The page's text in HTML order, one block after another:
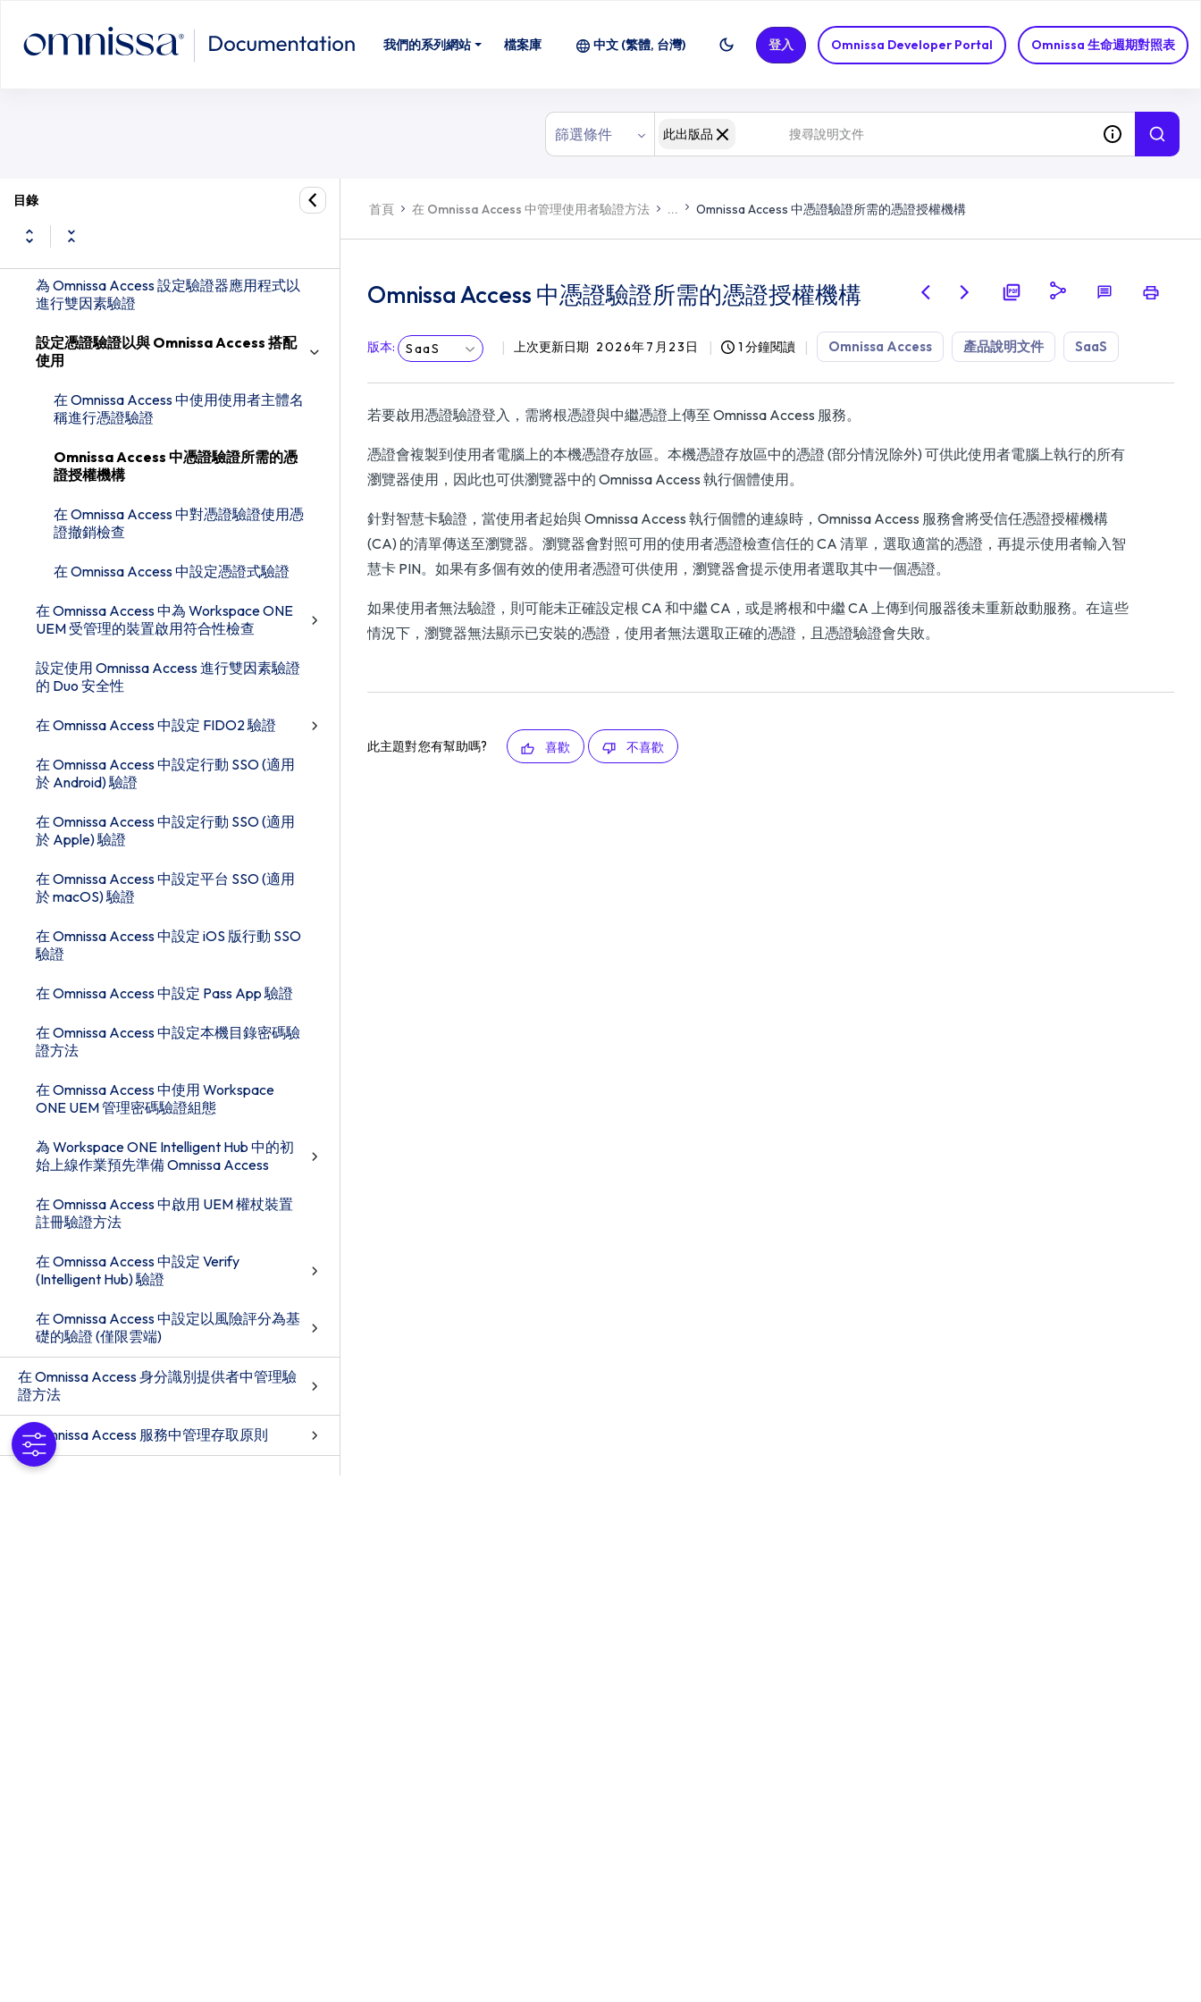
我們的系列網站 檔案庫 Omnissa Developer Portal Omnissa 生命週期對照表
中文 (繁體, 台灣) 登入
篩選條件 此出版品
目錄
設定與 Omnissa Access 內建身分識別提供
者相關聯的驗證方法
為 Omnissa Access 設定驗證器應用程式以
進行雙因素驗證
設定憑證驗證以與 Omnissa Access 搭配
使用
在 Omnissa Access 中使用使用者主體名
稱進行憑證驗證
Omnissa Access 中憑證驗證所需的憑
證授權機構
在 Omnissa Access 中對憑證驗證使用憑
證撤銷檢查
在 Omnissa Access 中設定憑證式驗證
在 Omnissa Access 中為 Workspace ONE
UEM 受管理的裝置啟用符合性檢查
設定使用 Omnissa Access 進行雙因素驗證
的 Duo 安全性
在 Omnissa Access 中設定 FIDO2 驗證
在 Omnissa Access 中設定行動 SSO (適用
於 Android) 驗證
在 Omnissa Access 中設定行動 SSO (適用
於 Apple) 驗證
在 Omnissa Access 中設定平台 SSO (適用
於 macOS) 驗證
在 Omnissa Access 中設定 iOS 版行動 SSO
驗證
在 Omnissa Access 中設定 Pass App 驗證
在 Omnissa Access 中設定本機目錄密碼驗
證方法
在 Omnissa Access 中使用 Workspace
ONE UEM 管理密碼驗證組態
為 Workspace ONE Intelligent Hub 中的初
始上線作業預先準備 Omnissa Access
在 Omnissa Access 中啟用 UEM 權杖裝置
註冊驗證方法
在 Omnissa Access 中設定 Verify
(Intelligent Hub) 驗證
在 Omnissa Access 中設定以風險評分為基
礎的驗證 (僅限雲端)
在 Omnissa Access 身分識別提供者中管理驗
證方法
在 Omnissa Access 服務中管理存取原則
首頁 在 Omnissa Access 中管理使用者驗證方法 ... Omnissa Access 中憑證驗證所需的憑證授權機構
Omnissa Access 中憑證驗證所需的憑證授權機構
版本: SaaS 上次更新日期 2026年7月23日 1 分鐘閱讀 Omnissa Access 產品說明文件 SaaS
若要啟用憑證驗證登入，需將根憑證與中繼憑證上傳至 Omnissa Access 服務。
憑證會複製到使用者電腦上的本機憑證存放區。本機憑證存放區中的憑證 (部分情況除外) 可供此使用者電腦上執行的所有
瀏覽器使用，因此也可供瀏覽器中的 Omnissa Access 執行個體使用。
針對智慧卡驗證，當使用者起始與 Omnissa Access 執行個體的連線時，Omnissa Access 服務會將受信任憑證授權機構
(CA) 的清單傳送至瀏覽器。瀏覽器會對照可用的使用者憑證檢查信任的 CA 清單，選取適當的憑證，再提示使用者輸入智
慧卡 PIN。如果有多個有效的使用者憑證可供使用，瀏覽器會提示使用者選取其中一個憑證。
如果使用者無法驗證，則可能未正確設定根 CA 和中繼 CA，或是將根和中繼 CA 上傳到伺服器後未重新啟動服務。在這些
情況下，瀏覽器無法顯示已安裝的憑證，使用者無法選取正確的憑證，且憑證驗證會失敗。
此主題對您有幫助嗎? 喜歡 不喜歡